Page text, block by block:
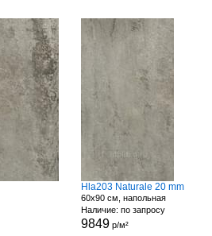
Hla203 Naturale 20 mm
60x90 см, напольная
Наличие: по запросу
9849р/м²